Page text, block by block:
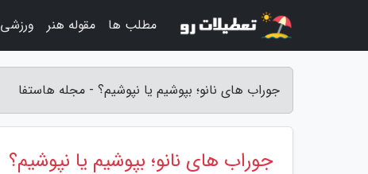
جوراب های نانو؛ بپوشیم یا نپوشیم؟ - مجله هاستفا
جوراب های نانو؛ بپوشیم یا نپوشیم؟
مطلب ها مقوله هنر ورزشی